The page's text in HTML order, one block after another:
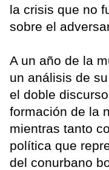
la crisis que no
sobre el
A un año de la
un análisis de
el doble
formación de la
mientras tanto
política que
del conurbano